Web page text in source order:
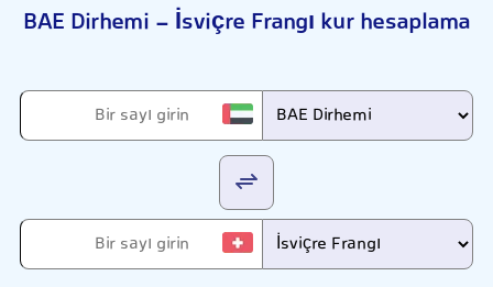
BAE Dirhemi - İsviçre Frangı kur hesaplama